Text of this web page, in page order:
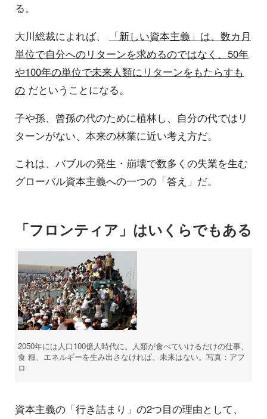
る。
大川総裁によれば、
「新しい資本主義」は、数カ月
単位で自分へのリターンを求めるのではなく、50年
や100年の単位で未来人類にリターンをもたらすも
の だということになる。
子や孫、曾孫の代のために植林し、自分の代ではリ
ターンがない、本来の林業に近い考え方だ。
これは、バブルの発生・崩壊で数多くの失業を生む
グローバル資本主義への一つの「答え」だ。
「フロンティア」はいくらでもある
2050年には人口100億人時代に。人類が食べていけるだけの仕事、
食 糧、エネルギーを生み出さなければ、未来はない。写真：アフ
ロ
資本主義の「行き詰まり」の2つ目の理由として、